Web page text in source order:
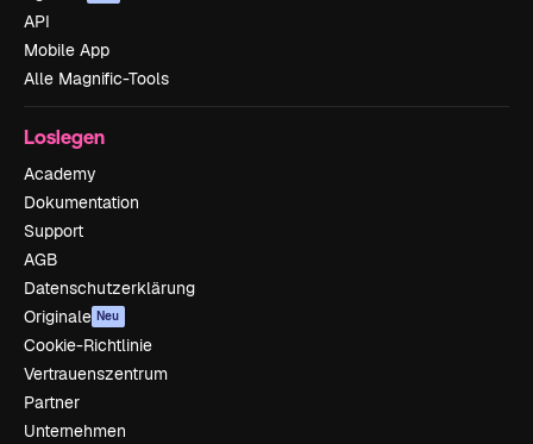
API
Mobile App
Alle Magnific-Tools
Loslegen
Academy
Dokumentation
Support
AGB
Datenschutzerklärung
Originale Neu
Cookie-Richtlinie
Vertrauenszentrum
Partner
Unternehmen